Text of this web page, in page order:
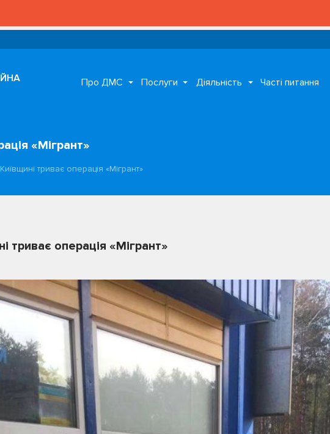
Про ДМС Послуги Діяльність Часті питання
«Мігрант»
триває операція «Мігрант»
триває операція «Мігрант»